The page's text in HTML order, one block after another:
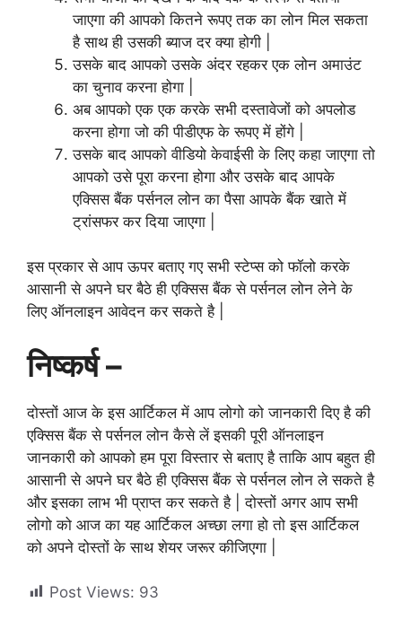
जाएगा की आपको कितने रूपए तक का लोन मिल सकता
है साथ ही उसकी ब्याज दर क्या होगी |
उसके बाद आपको उसके अंदर रहकर एक लोन अमाउंट
का चुनाव करना होगा |
अब आपको एक एक करके सभी दस्तावेजों को अपलोड
करना होगा जो की पीडीएफ के रूपए में होंगे |
उसके बाद आपको वीडियो केवाईसी के लिए कहा जाएगा तो
आपको उसे पूरा करना होगा और उसके बाद आपके
एक्सिस बैंक पर्सनल लोन का पैसा आपके बैंक खाते में
ट्रांसफर कर दिया जाएगा |
इस प्रकार से आप ऊपर बताए गए सभी स्टेप्स को फॉलो करके
आसानी से अपने घर बैठे ही एक्सिस बैंक से पर्सनल लोन लेने के
लिए ऑनलाइन आवेदन कर सकते है |
निष्कर्ष –
दोस्तों आज के इस आर्टिकल में आप लोगो को जानकारी दिए है की
एक्सिस बैंक से पर्सनल लोन कैसे लें इसकी पूरी ऑनलाइन
जानकारी को आपको हम पूरा विस्तार से बताए है ताकि आप बहुत ही
आसानी से अपने घर बैठे ही एक्सिस बैंक से पर्सनल लोन ले सकते है
और इसका लाभ भी प्राप्त कर सकते है | दोस्तों अगर आप सभी
लोगो को आज का यह आर्टिकल अच्छा लगा हो तो इस आर्टिकल
को अपने दोस्तों के साथ शेयर जरूर कीजिएगा |
Post Views: 93